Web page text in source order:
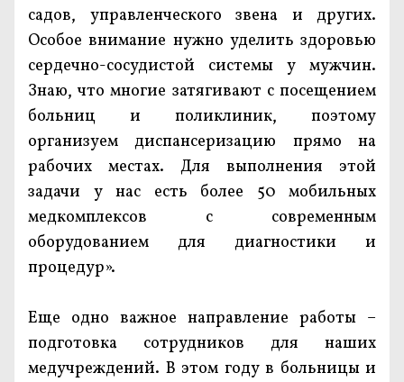
садов, управленческого звена и других.
Особое внимание нужно уделить здоровью
сердечно-сосудистой системы у мужчин.
Знаю, что многие затягивают с посещением
больниц и поликлиник, поэтому
организуем диспансеризацию прямо на
рабочих местах. Для выполнения этой
задачи у нас есть более 50 мобильных
медкомплексов с современным
оборудованием для диагностики и
процедур».
Еще одно важное направление работы –
подготовка сотрудников для наших
медучреждений. В этом году в больницы и